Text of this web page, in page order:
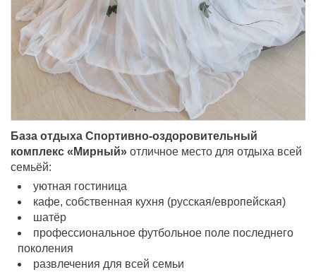
База отдыха Спортивно-оздоровительный
комплекс «Мирный» отличное место для отдыха всей
семьёй:
уютная гостиница
кафе, собственная кухня (русская/европейская)
шатёр
профессиональное футбольное поле последнего
поколения
развлечения для всей семьи